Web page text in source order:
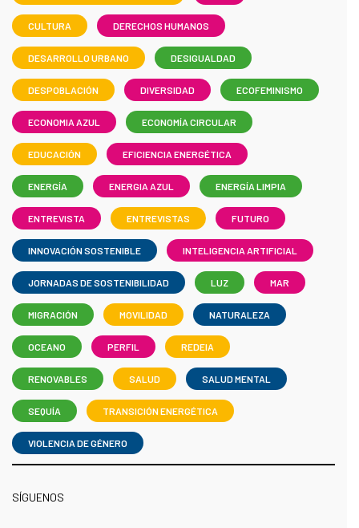
CULTURA DERECHOS HUMANOS
DESARROLLO URBANO DESIGUALDAD
DESPOBLACIÓN DIVERSIDAD ECOFEMINISMO
ECONOMIA AZUL ECONOMÍA CIRCULAR
EDUCACIÓN EFICIENCIA ENERGÉTICA
ENERGÍA ENERGIA AZUL ENERGÍA LIMPIA
ENTREVISTA ENTREVISTAS FUTURO
INNOVACIÓN SOSTENIBLE INTELIGENCIA ARTIFICIAL
JORNADAS DE SOSTENIBILIDAD LUZ MAR
MIGRACIÓN MOVILIDAD NATURALEZA
OCEANO PERFIL REDEIA
RENOVABLES SALUD SALUD MENTAL
SEQUÍA TRANSICIÓN ENERGÉTICA
VIOLENCIA DE GÉNERO
SÍGUENOS